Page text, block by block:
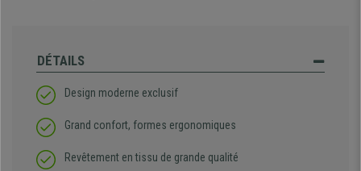
DÉTAILS
Design moderne exclusif
Grand confort, formes ergonomiques
Revêtement en tissu de grande qualité